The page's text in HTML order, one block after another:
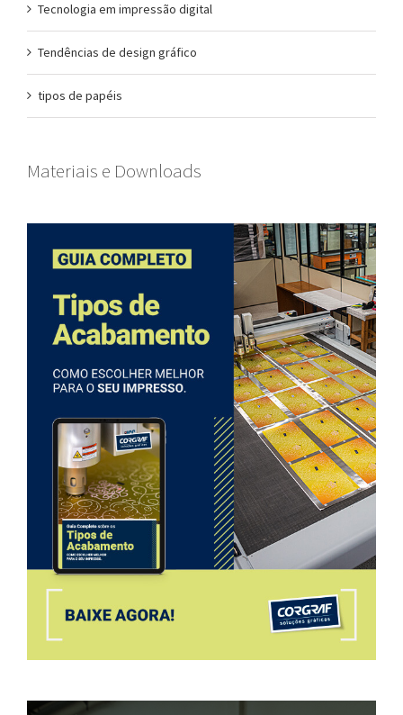
Tecnologia em impressão digital
Tendências de design gráfico
tipos de papéis
Materiais e Downloads